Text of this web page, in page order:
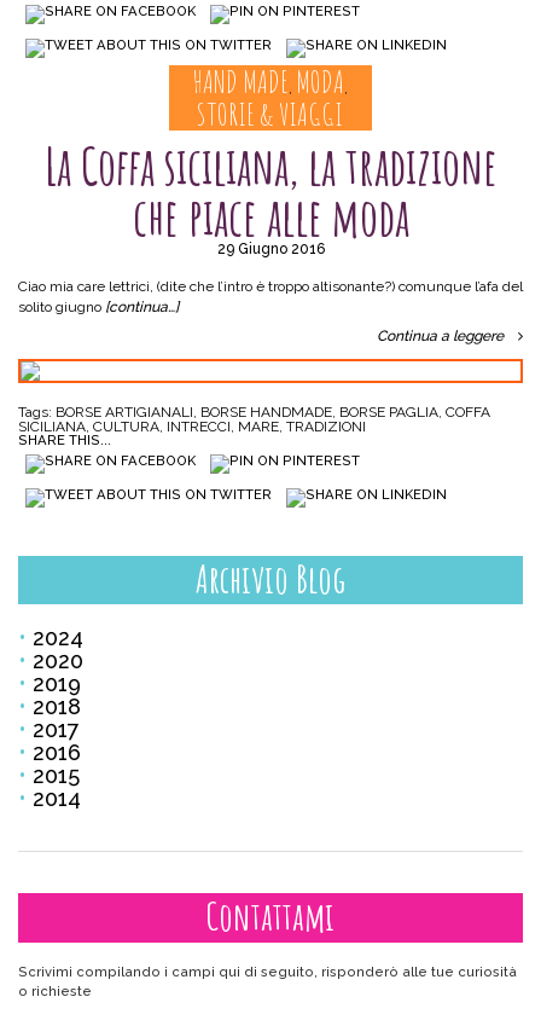
HAND MADE MODA
STORIE & VIAGGI
La Coffa siciliana, la tradizione
che piace alle moda
29 Giugno 2016
Ciao mia care lettrici, (dite che l’intro è troppo altisonante?) comunque l’afa del
solito giugno [continua…]
Continua a leggere
Tags: BORSE ARTIGIANALI BORSE HANDMADE BORSE PAGLIA COFFA
SICILIANA CULTURA INTRECCI MARE TRADIZIONI
SHARE THIS...
Archivio Blog
2024
2020
2019
2018
2017
2016
2015
2014
Contattami
Scrivimi compilando i campi qui di seguito, risponderò alle tue curiosità
o richieste